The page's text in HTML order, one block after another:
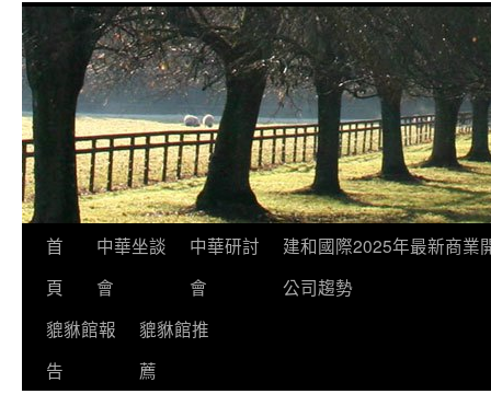
首
頁
中華坐談
會
中華研討
會
建和國際2025年最新商業
公司趨勢
貔貅館報
告
貔貅館推
薦